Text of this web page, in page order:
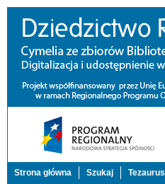
Strona główna Szukaj Tezaurus